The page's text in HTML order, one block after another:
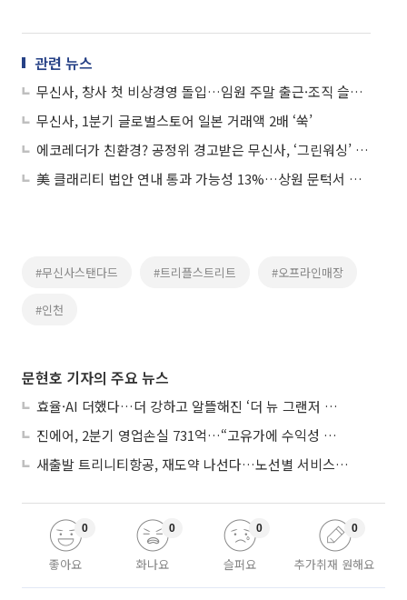
관련 뉴스
무신사, 창사 첫 비상경영 돌입…임원 주말 출근·조직 슬림화
무신사, 1분기 글로벌스토어 일본 거래액 2배 ‘쑥’
에코레더가 친환경? 공정위 경고받은 무신사, ‘그린워싱’ 가이드라인 발간
美 클래리티 법안 연내 통과 가능성 13%…상원 문턱서 제동
#무신사스탠다드 #트리플스트리트 #오프라인매장
#인천
문현호 기자의 주요 뉴스
효율·AI 더했다…더 강하고 알뜰해진 ‘더 뉴 그랜저 하이브리드’
진에어, 2분기 영업손실 731억…“고유가에 수익성 악화”
새출발 트리니티항공, 재도약 나선다…노선별 서비스 차별화
좋아요
0
화나요
0
슬퍼요
0
추가취재 원해요
0